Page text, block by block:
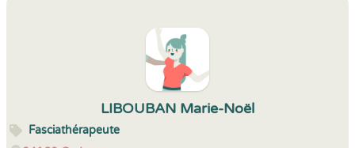
LIBOUBAN Marie-Noël
Fasciathérapeute